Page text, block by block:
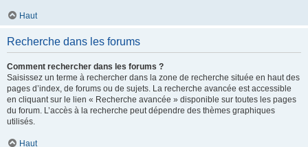
Haut
Recherche dans les forums
Comment rechercher dans les forums ?
Saisissez un terme à rechercher dans la zone de recherche située en haut des
pages d’index, de forums ou de sujets. La recherche avancée est accessible
en cliquant sur le lien « Recherche avancée » disponible sur toutes les pages
du forum. L’accès à la recherche peut dépendre des thèmes graphiques
utilisés.
Haut